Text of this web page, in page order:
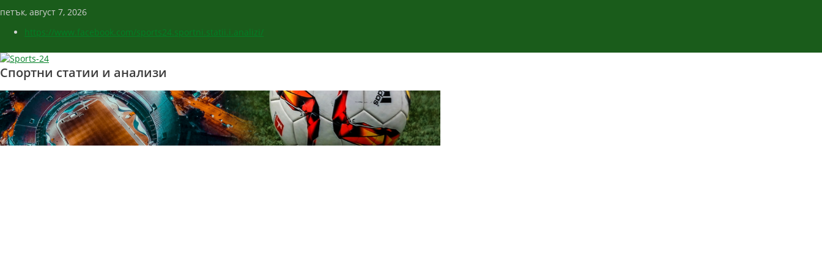
петък, август 7, 2026
https://www.facebook.com/sports24.sportni.statii.i.analizi/
Спортни статии и анализи